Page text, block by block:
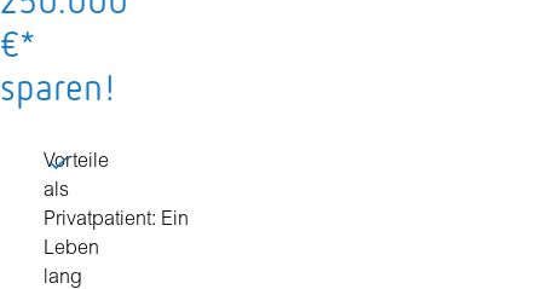
€*
sparen!
Vorteile
als
Privatpatient: Ein
Leben
lang